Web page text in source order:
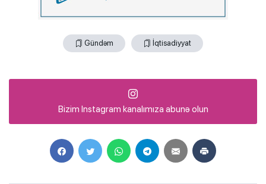
Gündəm İqtisadiyyat
Bizim Instagram kanalımıza abunə olun